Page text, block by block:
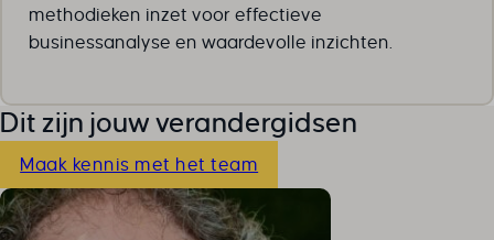
methodieken inzet voor effectieve
businessanalyse en waardevolle inzichten.
Dit zijn jouw verandergidsen
Maak kennis met het team